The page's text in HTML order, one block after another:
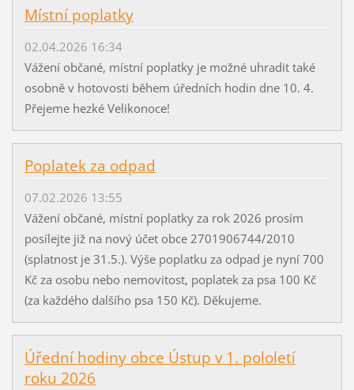
Místní poplatky
02.04.2026 16:34
Vážení občané, místní poplatky je možné uhradit také
osobně v hotovosti během úředních hodin dne 10. 4.
Přejeme hezké Velikonoce!
Poplatek za odpad
07.02.2026 13:55
Vážení občané, místní poplatky za rok 2026 prosím
posílejte již na nový účet obce 2701906744/2010
(splatnost je 31.5.). Výše poplatku za odpad je nyní 700
Kč za osobu nebo nemovitost, poplatek za psa 100 Kč
(za každého dalšího psa 150 Kč). Děkujeme.
Úřední hodiny obce Ústup v 1. pololetí
roku 2026